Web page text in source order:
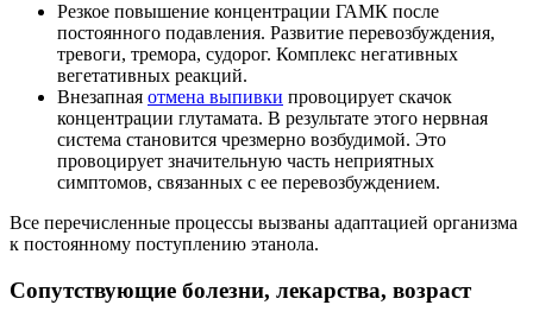
Резкое повышение концентрации ГАМК после
постоянного подавления. Развитие перевозбуждения,
тревоги, тремора, судорог. Комплекс негативных
вегетативных реакций.
Внезапная отмена выпивки провоцирует скачок
концентрации глутамата. В результате этого нервная
система становится чрезмерно возбудимой. Это
провоцирует значительную часть неприятных
симптомов, связанных с ее перевозбуждением.
Все перечисленные процессы вызваны адаптацией организма
к постоянному поступлению этанола.
Сопутствующие болезни, лекарства, возраст